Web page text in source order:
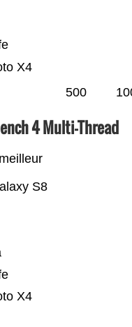
X4
500
4 Multi-Thread
X4
S8